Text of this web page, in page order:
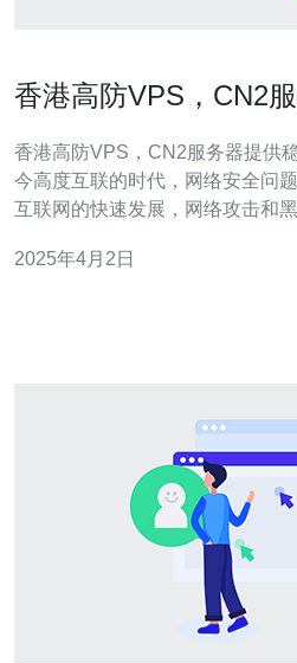
香港高防VPS，CN2
香港高防VPS，CN2服务器提供稳
今高度互联的时代，网络安全问
互联网的快速发展，网络攻击和
2025年4月2日